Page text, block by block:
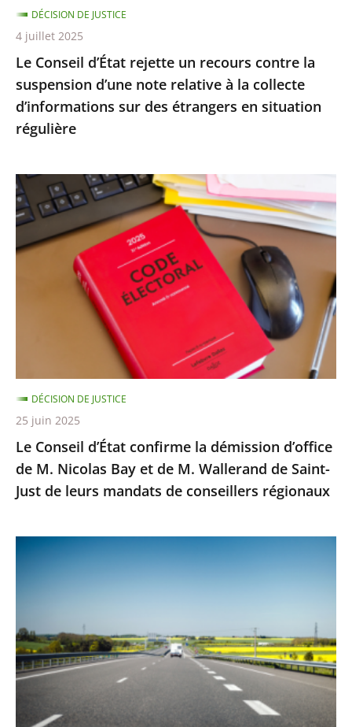
note
relative
à
la
collecte
d’informations
des
étrangers
en
situation
Le Conseil d’État rejette un recours contre la
suspension d’une note relative à la collecte
d’informations sur des étrangers en situation
régulière
DÉCISION DE JUSTICE
4 juillet 2025
Le
Conseil
d’État
confirme
Nicolas
Bay
et
de
M.
Wallerand
Saint-
Just
mandats
de
conseillers
Le Conseil d’État confirme la démission d’office
de M. Nicolas Bay et de M. Wallerand de Saint-
Just de leurs mandats de conseillers régionaux
DÉCISION DE JUSTICE
25 juin 2025
Autoroute
sur
un
litige
de